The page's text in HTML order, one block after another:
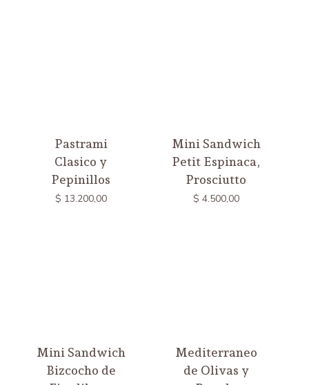
Pastrami
Clasico y
Pepinillos
$ 13.200,00
Mini Sandwich
Petit Espinaca,
Prosciutto
$ 4.500,00
Mini Sandwich
Bizcocho de
Mediterraneo
de Olivas y